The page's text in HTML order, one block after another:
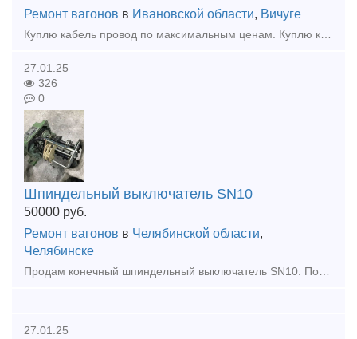
Ремонт вагонов в Ивановской области, Вичуге
Куплю кaбeль провод по максимальным ценам. Куплю кабель силовой, кабель контрольный, кабель гибкий шланговый, провод с хранения, невостребованный, неликвид, остатки, новый, оптом, Дорого.
27.01.25
326
0
Шпиндельный выключатель SN10
50000 руб.
Ремонт вагонов в Челябинской области,
Челябинске
Продам конечный шпиндельный выключатель SN10. Подходит для кранов РДК, ЕДК, Ганс, Альбатрос и прочих. Отгрузка во все регионы РФ
27.01.25